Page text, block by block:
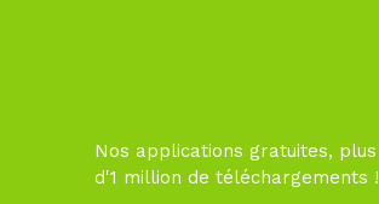
Nos applications gratuites, plus
d'1 million de téléchargements !